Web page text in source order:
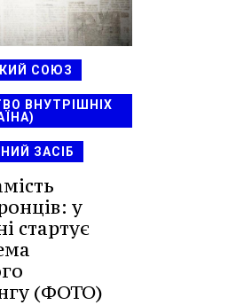
СОЮЗ
ВНУТРІШНІХ
ЗАСІБ
у
стартує
(ФОТО)